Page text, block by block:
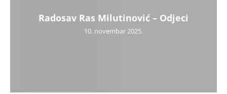
Radosav Ras Milutinović – Odjeci
10. novembar 2025.